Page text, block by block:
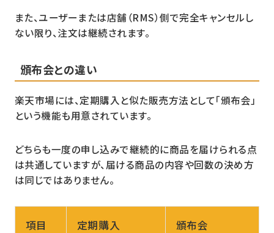
また、ユーザーまたは店舗（RMS）側で完全キャンセルし
ない限り、注文は継続されます。
頒布会との違い
楽天市場には、定期購入と似た販売方法として「頒布会」
という機能も用意されています。
どちらも一度の申し込みで継続的に商品を届けられる点
は共通していますが、届ける商品の内容や回数の決め方
は同じではありません。
項目 定期購入 頒布会